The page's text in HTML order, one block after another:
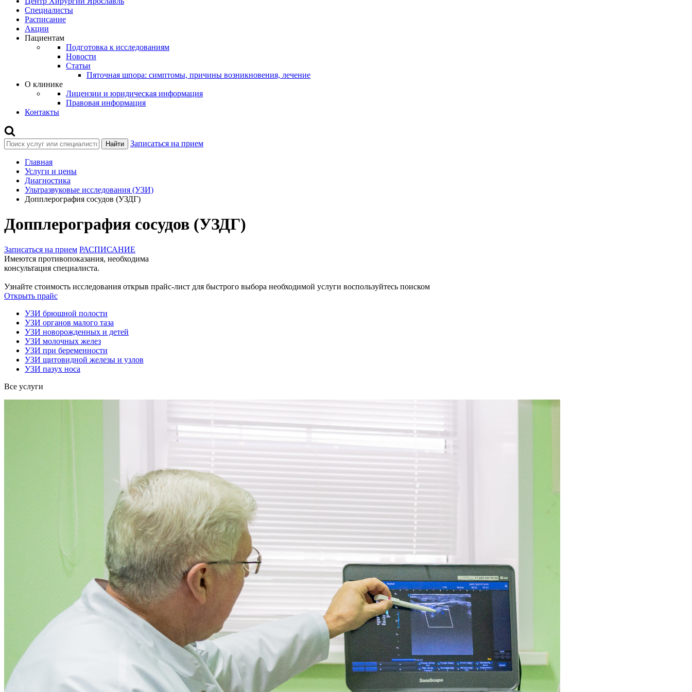
Специалисты
Расписание
Акции
Пациентам
Подготовка к исследованиям
Новости
Статьи
Пяточная шпора: симптомы, причины возникновения, лечение
О клинике
Лицензии и юридическая информация
Правовая информация
Контакты
Найти Записаться на прием
Главная
Услуги и цены
Диагностика
Ультразвуковые исследования (УЗИ)
Допплерография сосудов (УЗДГ)
Допплерография сосудов (УЗДГ)
Записаться на прием РАСПИСАНИЕ
Имеются противопоказания, необходима
консультация специалиста.
Узнайте стоимость исследования открыв прайс-лист для быстрого выбора необходимой услуги воспользуйтесь поиском
Открыть прайс
УЗИ брюшной полости
УЗИ органов малого таза
УЗИ новорожденных и детей
УЗИ молочных желез
УЗИ при беременности
УЗИ щитовидной железы и узлов
УЗИ пазух носа
Все услуги